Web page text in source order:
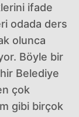
ifade
odada ders
olunca
Böyle bir
Belediye
çok
gibi birçok